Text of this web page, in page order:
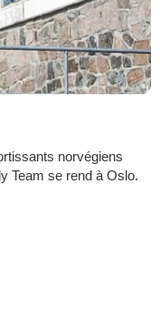
norvégiens
Team se rend à Oslo.